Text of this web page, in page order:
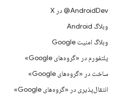
‫‎@AndroidDev در X
وبلاگ Android
وبلاگ امنیت Google
پلتفورم در «گروه‌های Google»
ساخت در «گروه‌های Google»
انتقال‌پذیری در «گروه‌های Google»